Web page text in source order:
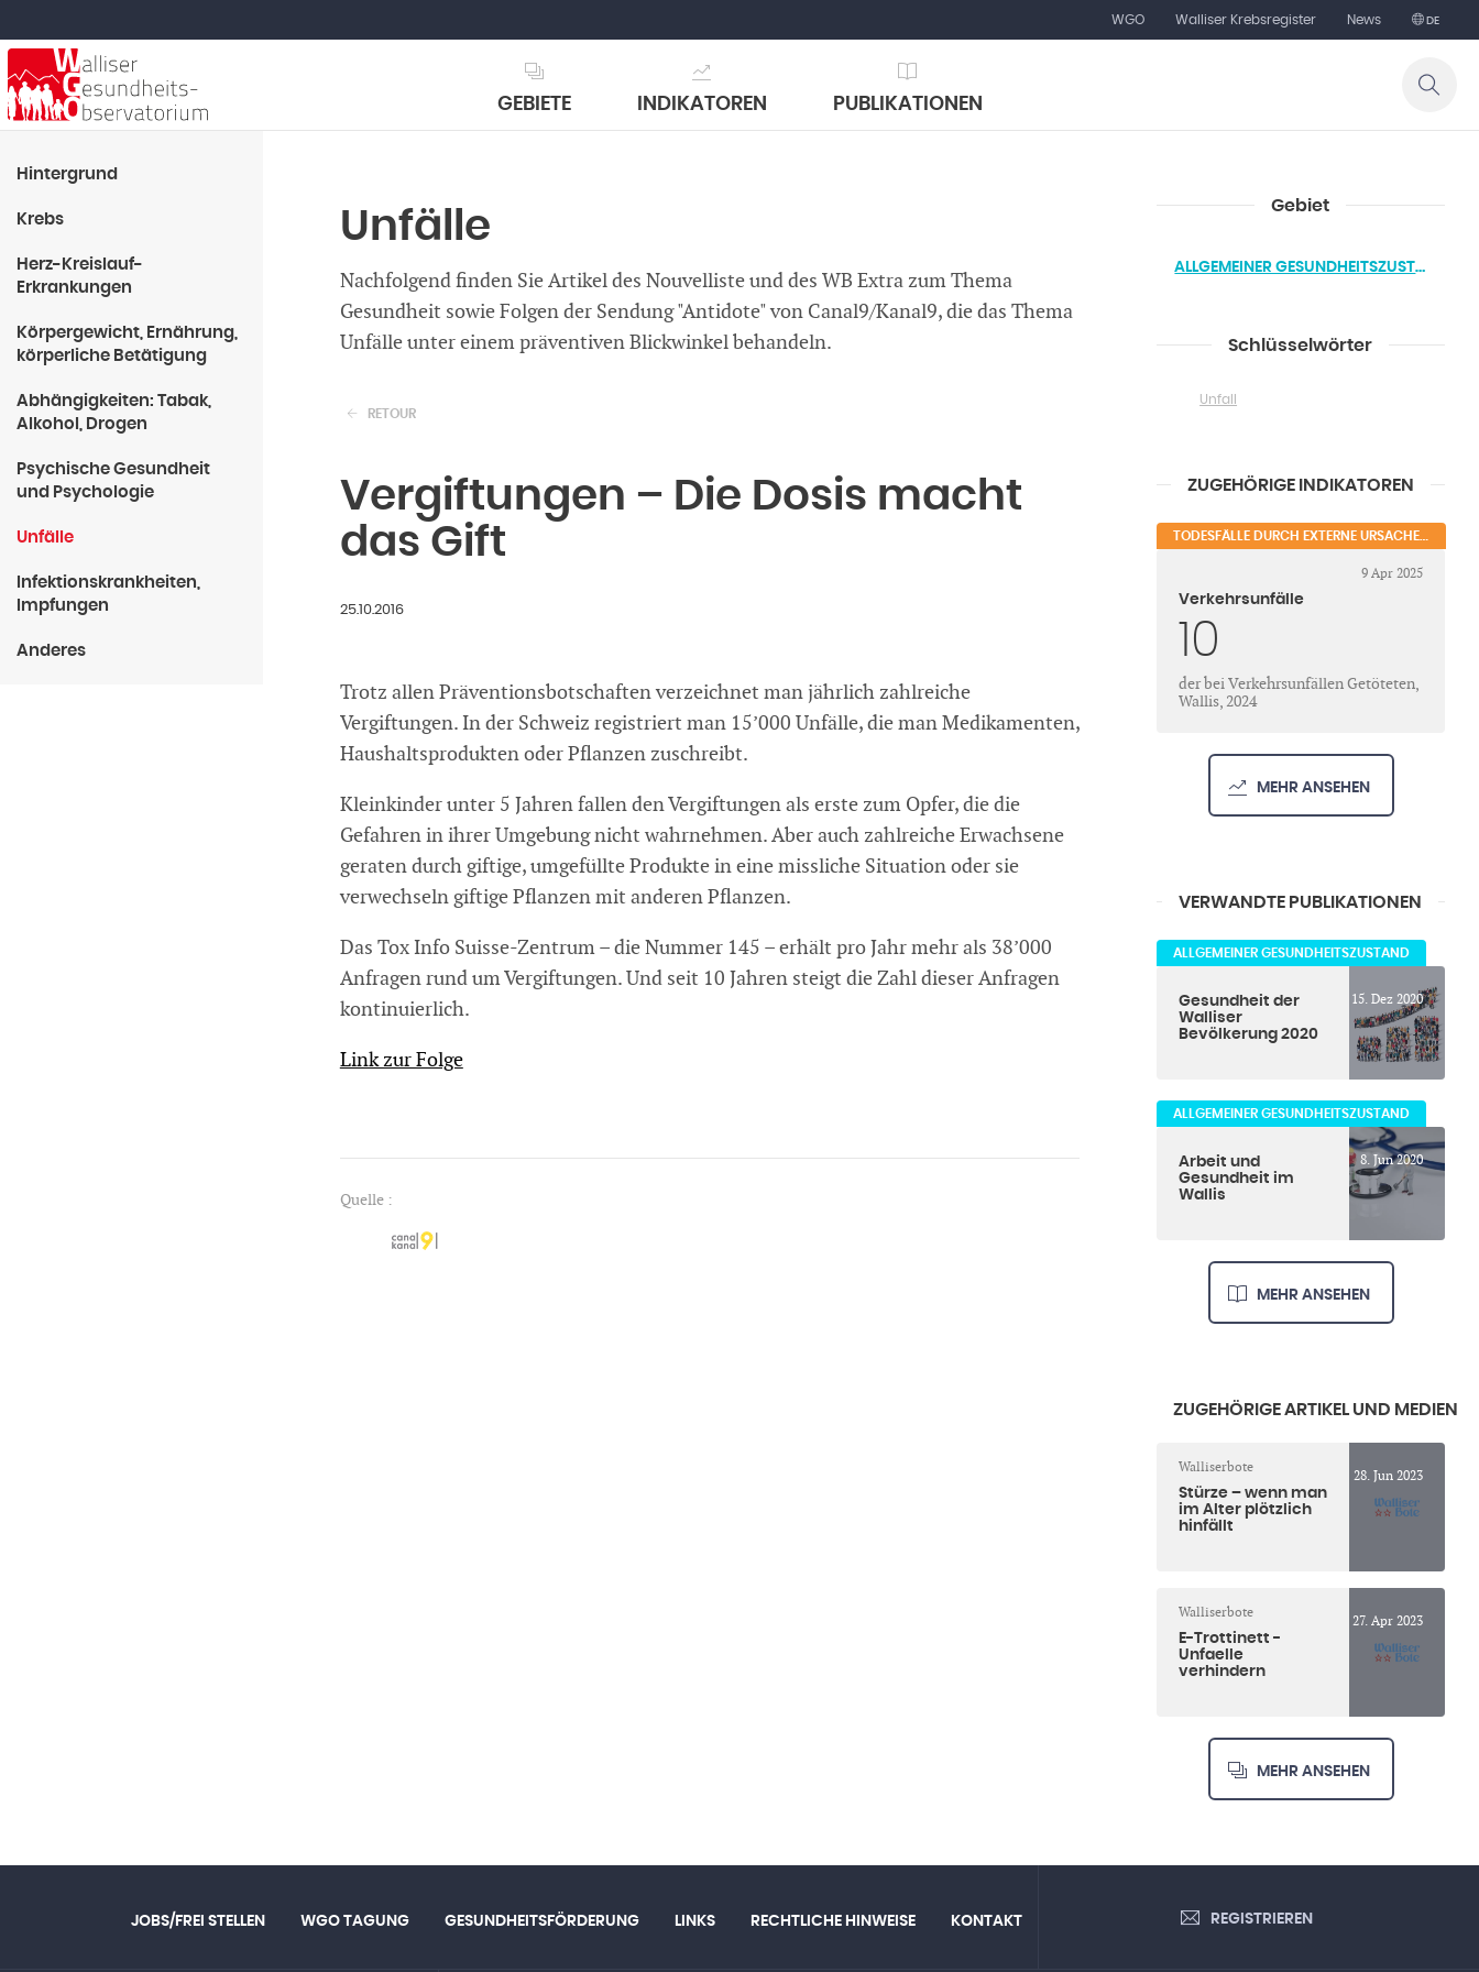
WGO Walliser Krebsregister News DE
GEBIETE INDIKATOREN PUBLIKATIONEN
Hintergrund
Krebs
Herz-Kreislauf-
Erkrankungen
Körpergewicht, Ernährung,
körperliche Betätigung
Abhängigkeiten: Tabak,
Alkohol, Drogen
Psychische Gesundheit
und Psychologie
Unfälle
Infektionskrankheiten,
Impfungen
Anderes
Unfälle
Nachfolgend finden Sie Artikel des Nouvelliste und des WB Extra zum Thema
Gesundheit sowie Folgen der Sendung "Antidote" von Canal9/Kanal9, die das Thema
Unfälle unter einem präventiven Blickwinkel behandeln.
RETOUR
Vergiftungen – Die Dosis macht
das Gift
25.10.2016
Trotz allen Präventionsbotschaften verzeichnet man jährlich zahlreiche
Vergiftungen. In der Schweiz registriert man 15’000 Unfälle, die man Medikamenten,
Haushaltsprodukten oder Pflanzen zuschreibt.
Kleinkinder unter 5 Jahren fallen den Vergiftungen als erste zum Opfer, die die
Gefahren in ihrer Umgebung nicht wahrnehmen. Aber auch zahlreiche Erwachsene
geraten durch giftige, umgefüllte Produkte in eine missliche Situation oder sie
verwechseln giftige Pflanzen mit anderen Pflanzen.
Das Tox Info Suisse-Zentrum – die Nummer 145 – erhält pro Jahr mehr als 38’000
Anfragen rund um Vergiftungen. Und seit 10 Jahren steigt die Zahl dieser Anfragen
kontinuierlich.
Link zur Folge
Quelle :
Gebiet
ALLGEMEINER GESUNDHEITSZUSTAND
Schlüsselwörter
Unfall
ZUGEHÖRIGE INDIKATOREN
9 Apr 2025
Verkehrsunfälle
10
der bei Verkehrsunfällen Getöteten,
Wallis, 2024
MEHR ANSEHEN
VERWANDTE PUBLIKATIONEN
ALLGEMEINER GESUNDHEITSZUSTAND
Gesundheit der
Walliser
Bevölkerung 2020
15. Dez 2020
ALLGEMEINER GESUNDHEITSZUSTAND
Arbeit und
Gesundheit im
Wallis
8. Jun 2020
MEHR ANSEHEN
ZUGEHÖRIGE ARTIKEL UND MEDIEN
Walliserbote
Stürze – wenn man
im Alter plötzlich
hinfällt
28. Jun 2023
Walliserbote
E-Trottinett -
Unfaelle
verhindern
27. Apr 2023
MEHR ANSEHEN
JOBS/FREI STELLEN WGO TAGUNG GESUNDHEITSFÖRDERUNG LINKS RECHTLICHE HINWEISE KONTAKT REGISTRIEREN